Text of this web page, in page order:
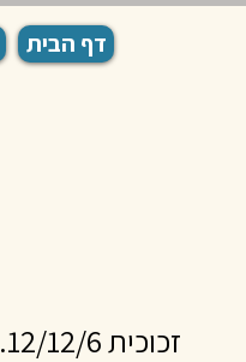
דף הבית
זכוכית 12/12/6. 400 גרם # 15